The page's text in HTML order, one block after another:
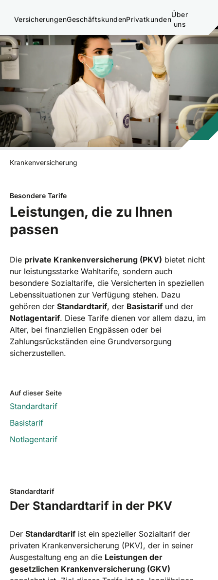
VersicherungenGeschäftskundenPrivatkunden
Über
uns
Krankenversicherung
Besondere Tarife
Leistungen, die zu Ihnen
passen
Die private Krankenversicherung (PKV) bietet nicht
nur leistungsstarke Wahltarife, sondern auch
besondere Sozialtarife, die Versicherten in speziellen
Lebenssituationen zur Verfügung stehen. Dazu
gehören der Standardtarif, der Basistarifund der
Notlagentarif. Diese Tarife dienen vor allem dazu, im
Alter, bei finanziellen Engpässen oder bei
Zahlungsrückständen eine Grundversorgung
sicherzustellen.
Auf dieser Seite
Standardtarif
Basistarif
Notlagentarif
Standardtarif
Der Standardtarif in der PKV
Der Standardtarifist ein spezieller Sozialtarif der
privaten Krankenversicherung (PKV), der in seiner
Ausgestaltung eng an die Leistungen der
gesetzlichen Krankenversicherung (GKV)